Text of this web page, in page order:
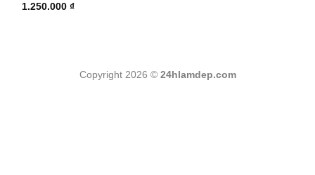
1.250.000₫
Copyright 2026 © 24hlamdep.com